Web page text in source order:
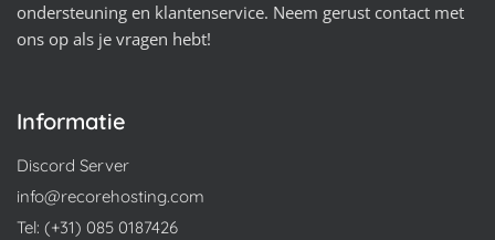
ondersteuning en klantenservice. Neem gerust contact met
ons op als je vragen hebt!
Informatie
Discord Server
info@recorehosting.com
Tel: (+31) 085 0187426